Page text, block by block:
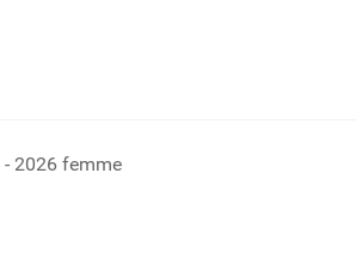
2026 femme